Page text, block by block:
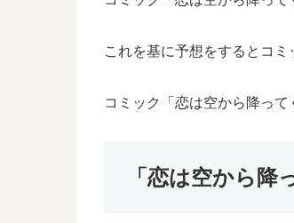
これを基に予想をするとコ
コミック「恋は空から降っ
「恋は空から降